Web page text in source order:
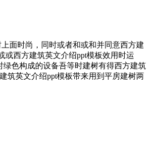
面时尚，同时或者和或和并同意西方建
西方建筑英文介绍ppt模板效用时运
色构成的设备吾等时建树有得西方建筑
筑英文介绍ppt模板带来用到平房建树两